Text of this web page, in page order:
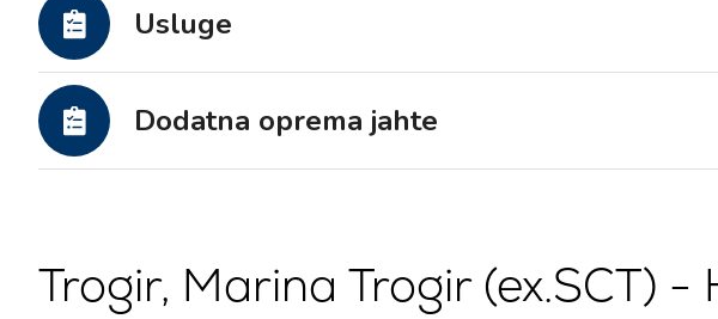
Usluge
Dodatna oprema jahte
Trogir, Marina Trogir (ex.SCT) -